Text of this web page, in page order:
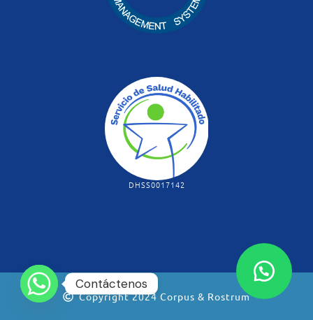
DHSS0017142
Copyright 2024 Corpus & Rostrum
Contáctenos